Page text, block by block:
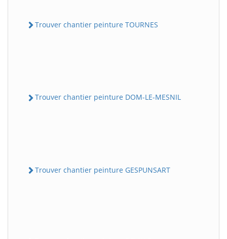
Trouver chantier peinture TOURNES
Trouver chantier peinture DOM-LE-MESNIL
Trouver chantier peinture GESPUNSART